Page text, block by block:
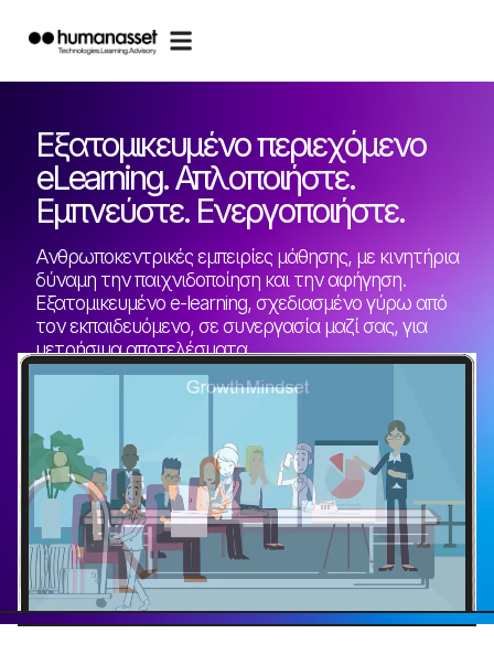
Εξατομικευμένο περιεχόμενο
eLearning. Απλοποιήστε.
Εμπνεύστε. Ενεργοποιήστε.
Ανθρωποκεντρικές εμπειρίες μάθησης, με κινητήρια
δύναμη την παιχνιδοποίηση και την αφήγηση.
Εξατομικευμένο e-learning, σχεδιασμένο γύρω από
τον εκπαιδευόμενο, σε συνεργασία μαζί σας, για
μετρήσιμα αποτελέσματα.